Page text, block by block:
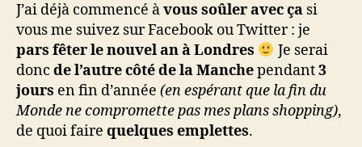
J’ai déjà commencé àvous soûler avec ça si
vous me suivez sur Facebook ou Twitter : je
pars fêter le nouvel an à Londres
Je serai
donc de l’autre côté de la Manchependant3
jours en fin d’année (en espérant que la fin du
Monde ne compromette pas mes plans shopping),
de quoi faire quelques emplettes.